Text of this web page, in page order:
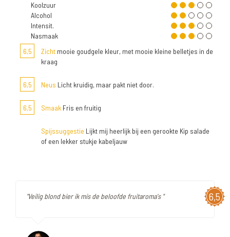
Koolzuur
Alcohol
Intensit.
Nasmaak
6,5
Zicht mooie goudgele kleur, met mooie kleine belletjes in de
kraag
6,5 Neus Licht kruidig, maar pakt niet door.
6,5 Smaak Fris en fruitig
Spijssuggestie Lijkt mij heerlijk bij een gerookte Kip salade
of een lekker stukje kabeljauw
6,5
"Veilig blond bier ik mis de beloofde fruitaroma's "